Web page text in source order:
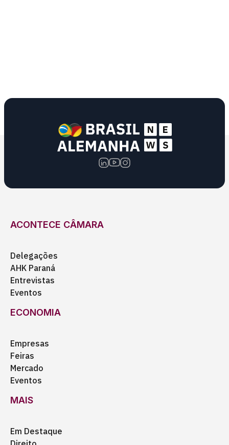
ACONTECE CÂMARA
Delegações
AHK Paraná
Entrevistas
Eventos
ECONOMIA
Empresas
Feiras
Mercado
Eventos
MAIS
Em Destaque